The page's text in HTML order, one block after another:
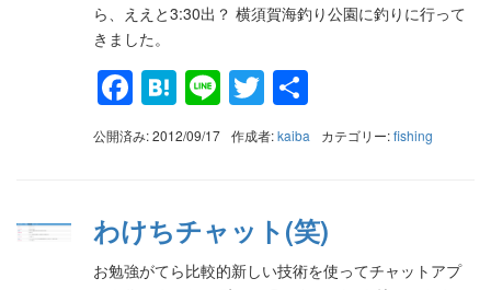
ら、ええと3:30出？ 横須賀海釣り公園に釣りに行って
きました。
Facebook
Hatena
LineTwitter
有
公開済み: 2012/09/17 作成者:kaiba カテゴリー:fishing
わけちチャット(笑)
お勉強がてら比較的新しい技術を使ってチャットアプ